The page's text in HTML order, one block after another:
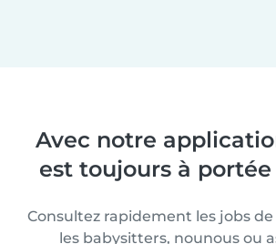
Avec notre
est toujours à
Consultez rapidement les jobs
les babysitters, nounous ou